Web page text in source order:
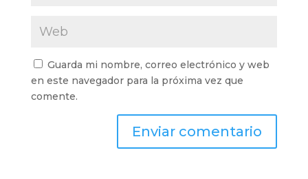
Guarda mi nombre, correo electrónico y web
en este navegador para la próxima vez que
comente.